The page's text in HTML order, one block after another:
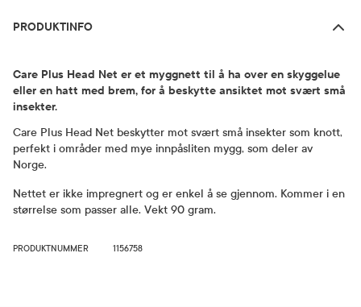
PRODUKTINFO
Care Plus Head Net er et myggnett til å ha over en skyggelue
eller en hatt med brem, for å beskytte ansiktet mot svært små
insekter.
Care Plus Head Net beskytter mot svært små insekter som knott,
perfekt i områder med mye innpåsliten mygg, som deler av
Norge.
Nettet er ikke impregnert og er enkel å se gjennom. Kommer i en
størrelse som passer alle. Vekt 90 gram.
PRODUKTNUMMER 1156758